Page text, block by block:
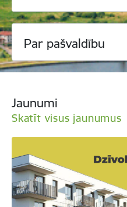
Par pašvaldību
Jaunumi
Skatīt visus jaunumus